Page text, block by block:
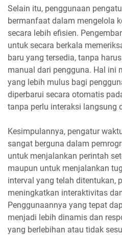
Selain itu, penggunaan
bermanfaat dalam mengelola
secara lebih efisien.
untuk secara berkala
baru yang tersedia, tanpa
manual dari pengguna. Hal ini
yang lebih mulus bagi
diperbarui secara otomatis
tanpa perlu interaksi langsung
Kesimpulannya, pengatur
sangat berguna dalam
untuk menjalankan perintah
maupun untuk menjalankan
interval yang telah ditentukan,
meningkatkan interaktivitas
Penggunaannya yang tepat
menjadi lebih dinamis dan
yang berlebihan atau tidak